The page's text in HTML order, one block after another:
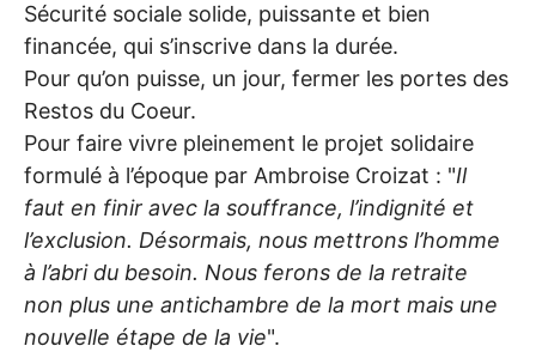
Sécurité sociale solide, puissante et bien
financée, qui s’inscrive dans la durée.
Pour qu’on puisse, un jour, fermer les portes des
Restos du Coeur.
Pour faire vivre pleinement le projet solidaire
formulé à l’époque par Ambroise Croizat : "Il
faut en finir avec la souffrance, l’indignité et
l’exclusion. Désormais, nous mettrons l’homme
à l’abri du besoin. Nous ferons de la retraite
non plus une antichambre de la mort mais une
nouvelle étape de la vie".